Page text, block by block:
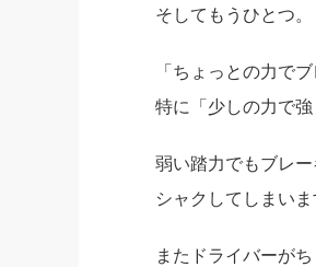
そしてもうひとつ。
「ちょっとの力で
特に「少しの力で
弱い踏力でもブレ
シャクしてしまいま
またドライバーが